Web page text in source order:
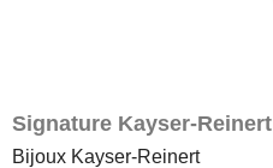
Signature Kayser-Reinert
Bijoux Kayser-Reinert